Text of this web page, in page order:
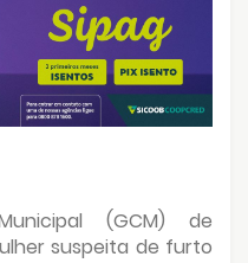
(GCM) de
suspeita de furto